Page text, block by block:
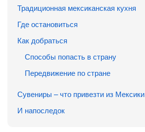
Традиционная мексиканская кухня
Где остановиться
Как добраться
Способы попасть в страну
Передвижение по стране
Сувениры – что привезти из Мексики
И напоследок